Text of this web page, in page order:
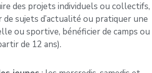
des projets individuels ou collectifs,
sujets d’actualité ou pratiquer une
ou sportive, bénéficier de camps ou
de 12 ans).